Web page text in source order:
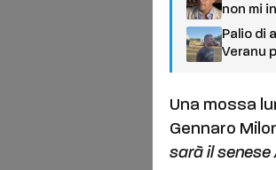
non mi
Palio di
Veranu
Una mossa
Gennaro
sarà il senese